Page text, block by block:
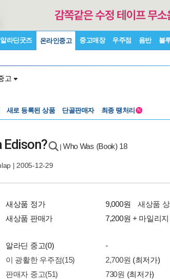
알라딘굿즈 온라인중고 중고매장 우주점 음반 블
고
새로 등록된 상품 단골판매자 최종 땡처리 N
Edison? Who Was (Book) 18
| 2005-12-29
새상품 정가 9,000원
새상품
새상품 판매가
7,200원 + 마일리지
알라딘 중고(0)
-
이 광활한 우주점(15)
2,700원 (최저가)
판매자 중고(51)
730원 (최저가)